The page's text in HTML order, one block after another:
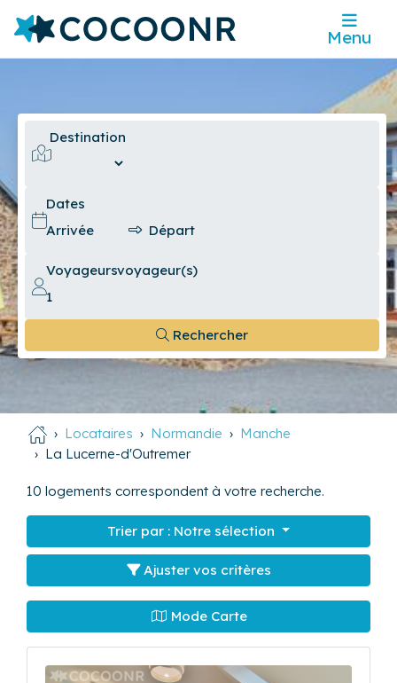
Menu
Destination
Dates
Voyageursvoyageur(s)
Rechercher
Locataires Normandie
Manche
La Lucerne-d'Outremer
10 logements correspondent à votre recherche.
Trier par : Notre sélection
Ajuster vos critères
Mode Carte